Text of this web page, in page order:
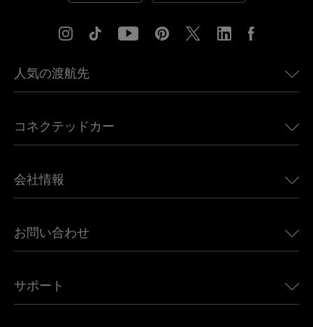
人気の渡航先
ヨーロッパ向けeSIM
カナダ向けeSIM
アフリカ向けeSIM
すべての目的地を見る
コネクテッドカー
Land Rover向けUbigi
Jeep向けUbigi
Mini向けUbigi
Maserati向けUbigi
会社情報
Ubigi関連プレス
Ubigiアプリ
お問い合わせ
アフェリエイトプログラム
サポート